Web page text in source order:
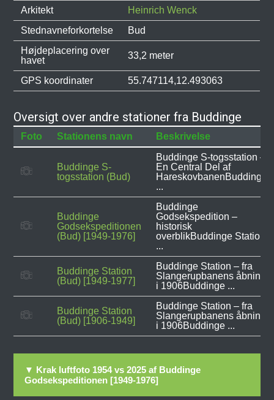
Arkitekt
Heinrich Wenck
Stednavneforkortelse
Bud
Højdeplacering over
havet
33,2 meter
GPS koordinater 55.747114,12.493063
Oversigt over andre stationer fra Buddinge
Foto Stationens navn Beskrivelse
Buddinge S-
togsstation (Bud)
Buddinge S-togsstation –
En Central Del af
HareskovbanenBuddinge
...
Buddinge
Godsekspeditionen
(Bud) [1949-1976]
Buddinge
Godsekspedition –
historisk
overblikBuddinge Station
...
Buddinge Station
(Bud) [1949-1977]
Buddinge Station – fra
Slangerupbanens åbning
i 1906Buddinge ...
Buddinge Station
(Bud) [1906-1949]
Buddinge Station – fra
Slangerupbanens åbning
i 1906Buddinge ...
▼ Krak luftfoto 1954 vs 2025 af Buddinge
Godsekspeditionen [1949-1976]